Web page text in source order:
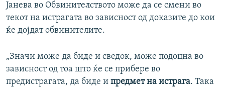
Јанева во Обвинителството може да се смени во
текот на истрагата во зависност од доказите до кои
ќе дојдат обвинителите.
„Значи може да биде и сведок, може подоцна во
зависност од тоа што ќе се прибере во
предистрагата, да биде и предмет на истрага. Така